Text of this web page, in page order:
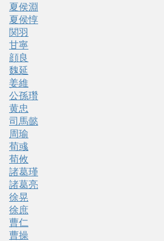
夏侯淵
夏侯惇
関羽
甘寧
顔良
魏延
姜維
公孫瓚
黄忠
司馬懿
周瑜
荀彧
荀攸
諸葛瑾
諸葛亮
徐晃
徐庶
曹仁
曹操